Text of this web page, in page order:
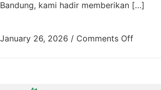
Bandung, kami hadir memberikan […]
January 26, 2026 / Comments Off